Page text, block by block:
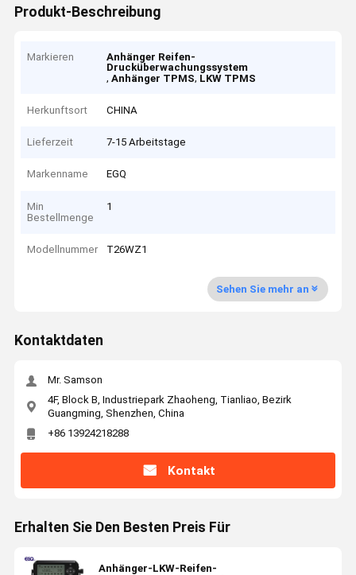
Produkt-Beschreibung
Markieren
Anhänger Reifen-
Drucküberwachungssystem
,Anhänger TPMS, LKW TPMS
Herkunftsort CHINA
Lieferzeit 7-15 Arbeitstage
Markenname EGQ
Min
Bestellmenge
1
Modellnummer T26WZ1
Sehen Sie mehr an
Kontaktdaten
Mr. Samson
4F, Block B, Industriepark Zhaoheng, Tianliao, Bezirk
Guangming, Shenzhen, China
+86 13924218288
Kontakt
Erhalten Sie Den Besten Preis Für
Anhänger-LKW-Reifen-